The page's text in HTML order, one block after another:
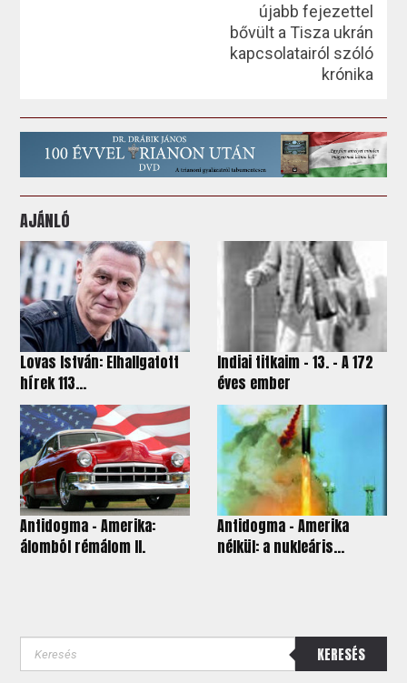
újabb fejezettel
bővült a Tisza ukrán
kapcsolatairól szóló
krónika
AJÁNLÓ
Lovas István: Elhallgatott
hírek 113...
Indiai titkaim – 13. – A 172
éves ember
Antidogma - Amerika:
álomból rémálom II.
Antidogma - Amerika
nélkül: a nukleáris...
KERESÉS